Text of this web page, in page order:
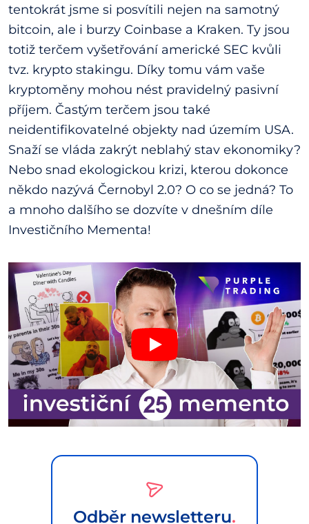
tentokrát jsme si posvítili nejen na samotný
bitcoin, ale i burzy Coinbase a Kraken. Ty jsou
totiž terčem vyšetřování americké SEC kvůli
tvz. krypto stakingu. Díky tomu vám vaše
kryptoměny mohou nést pravidelný pasivní
příjem. Častým terčem jsou také
neidentifikovatelné objekty nad územím USA.
Snaží se vláda zakrýt neblahý stav ekonomiky?
Nebo snad ekologickou krizi, kterou dokonce
někdo nazývá Černobyl 2.0? O co se jedná? To
a mnoho dalšího se dozvíte v dnešním díle
Investičního Mementa!
Odběr newsletteru